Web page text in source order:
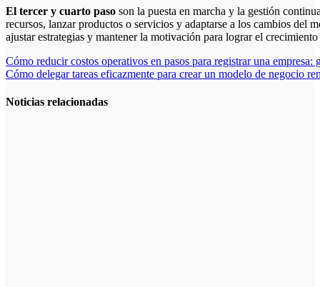
El tercer y cuarto paso son la puesta en marcha y la gestión
recursos, lanzar productos o servicios y adaptarse a los cambios del
ajustar estrategias y mantener la motivación para lograr el
Navegación
de
entradas
Cómo reducir costos operativos en pasos para registrar una empresa:
Cómo delegar tareas eficazmente para crear un modelo de negocio
Noticias relacionadas